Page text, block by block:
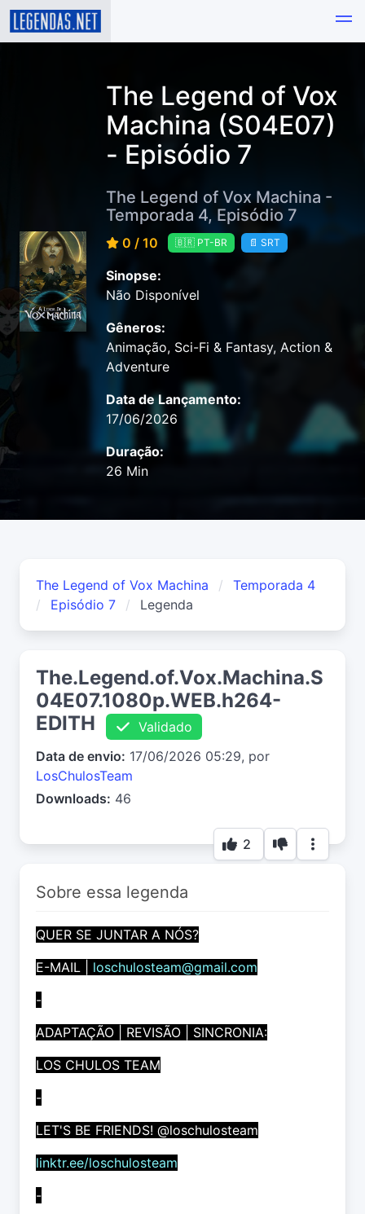
The Legend of Vox
Machina (S04E07)
- Episódio 7
The Legend of Vox Machina -
Temporada 4, Episódio 7
0 / 10 🇧🇷 PT-BR 📄 SRT
Sinopse:
Não Disponível
Gêneros:
Animação, Sci-Fi & Fantasy, Action &
Adventure
Data de Lançamento:
17/06/2026
Duração:
26 Min
The Legend of Vox Machina
Temporada 4
Episódio 7
Legenda
The.Legend.of.Vox.Machina.S
04E07.1080p.WEB.h264-
EDITH
Validado
Data de envio: 17/06/2026 05:29, por
LosChulosTeam
Downloads: 46
2
Sobre essa legenda
QUER SE JUNTAR A NÓS?
E-MAIL |
loschulosteam@gmail.com
-
ADAPTAÇÃO | REVISÃO | SINCRONIA:
LOS CHULOS TEAM
-
LET'S BE FRIENDS! @loschulosteam
linktr.ee/loschulosteam
-